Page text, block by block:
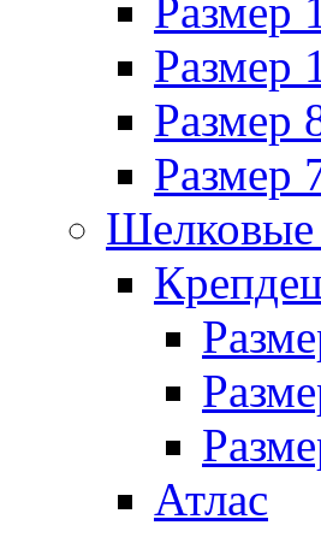
Размер
Размер
Размер
Размер
Шелковые
Атлас